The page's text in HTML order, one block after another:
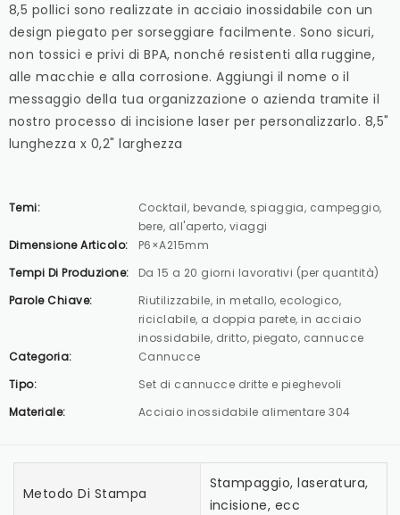
8,5 pollici sono realizzate in acciaio inossidabile con un
design piegato per sorseggiare facilmente. Sono sicuri,
non tossici e privi di BPA, nonché resistenti alla ruggine,
alle macchie e alla corrosione. Aggiungi il nome o il
messaggio della tua organizzazione o azienda tramite il
nostro processo di incisione laser per personalizzarlo. 8,5"
lunghezza x 0,2" larghezza
Temi:
Cocktail, bevande, spiaggia, campeggio,
bere, all'aperto, viaggi
Dimensione Articolo:
P6×A215mm
Tempi Di Produzione:
Da 15 a 20 giorni lavorativi (per quantità)
Parole Chiave:
Riutilizzabile, in metallo, ecologico,
riciclabile, a doppia parete, in acciaio
inossidabile, dritto, piegato, cannucce
Categoria:
Cannucce
Tipo:
Set di cannucce dritte e pieghevoli
Materiale:
Acciaio inossidabile alimentare 304
Metodo Di Stampa
Stampaggio, laseratura,
incisione, ecc